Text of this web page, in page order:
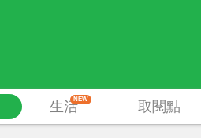
生活NEW 取閱點